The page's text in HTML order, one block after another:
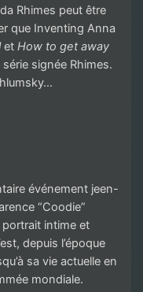
Rhimes peut être
que Inventing Anna
et How to get away
signée Rhimes.
événement jeen-
“Coodie”
intime et
depuis l’époque
sa vie actuelle en
mondiale.